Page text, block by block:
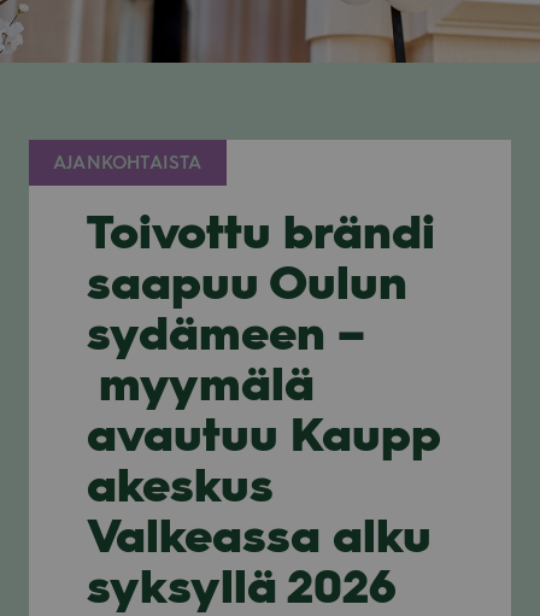
AJANKOHTAISTA
Toivottu brändi
saapuu Oulun
sydämeen –
myymälä
avautuu Kaupp
akeskus
Valkeassa alku
syksyllä 2026